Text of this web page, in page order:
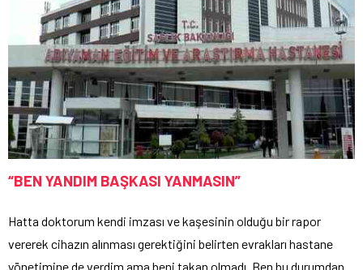
“BEN YANDIM BAŞKASI YANMASIN”
Hatta doktorum kendi imzası ve kaşesinin olduğu bir rapor
vererek cihazın alınması gerektiğini belirten evrakları hastane
yönetimine de verdim ama beni takan olmadı. Ben bu durumdan